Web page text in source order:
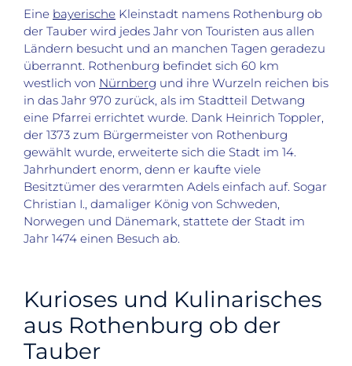
Eine bayerische Kleinstadt namens Rothenburg ob
der Tauber wird jedes Jahr von Touristen aus allen
Ländern besucht und an manchen Tagen geradezu
überrannt. Rothenburg befindet sich 60 km
westlich von Nürnberg und ihre Wurzeln reichen bis
in das Jahr 970 zurück, als im Stadtteil Detwang
eine Pfarrei errichtet wurde. Dank Heinrich Toppler,
der 1373 zum Bürgermeister von Rothenburg
gewählt wurde, erweiterte sich die Stadt im 14.
Jahrhundert enorm, denn er kaufte viele
Besitztümer des verarmten Adels einfach auf. Sogar
Christian I., damaliger König von Schweden,
Norwegen und Dänemark, stattete der Stadt im
Jahr 1474 einen Besuch ab.
Kurioses und Kulinarisches
aus Rothenburg ob der
Tauber